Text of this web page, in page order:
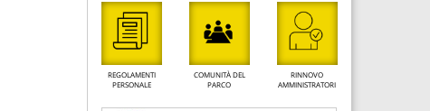
REGOLAMENTI
PERSONALE
COMUNITÀ DEL
PARCO
RINNOVO
AMMINISTRATORI